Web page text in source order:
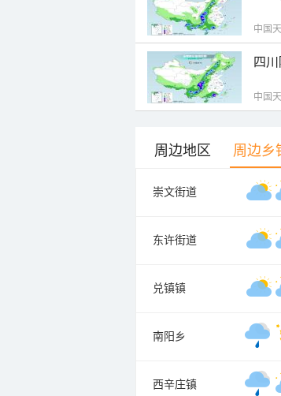
中国
四
中国
周边地区 周边乡
崇文街道
东许街道
兑镇镇
南阳乡
西辛庄镇